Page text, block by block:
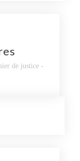
de justice -